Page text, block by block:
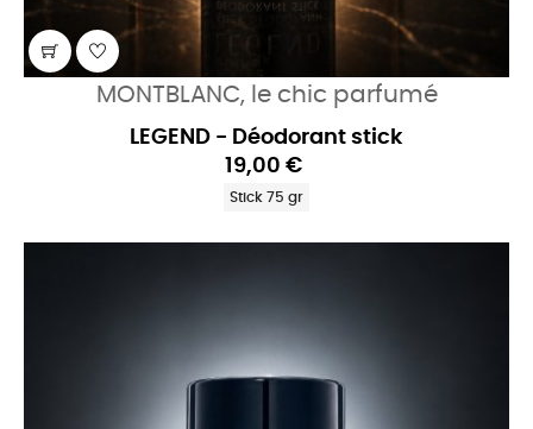
MONTBLANC, le chic parfumé
LEGEND - Déodorant stick
19,00 €
Stick 75 gr